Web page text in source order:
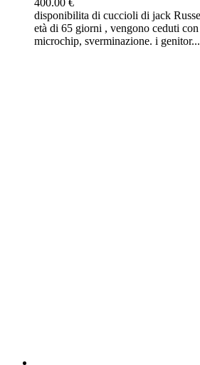
400.00 €
disponibilita di cuccioli di jack
età di 65 giorni , vengono ceduti
microchip, sverminazione. i genitor...